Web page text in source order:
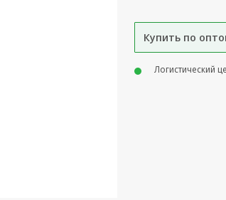
Купить по
Логистический